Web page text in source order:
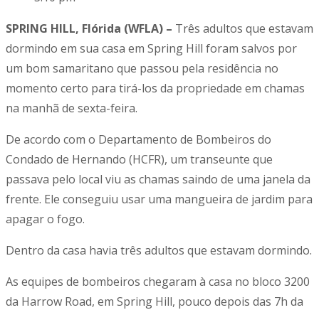
SPRING HILL, Flórida (WFLA) – Três adultos que estavam
dormindo em sua casa em Spring Hill foram salvos por
um bom samaritano que passou pela residência no
momento certo para tirá-los da propriedade em chamas
na manhã de sexta-feira.
De acordo com o Departamento de Bombeiros do
Condado de Hernando (HCFR), um transeunte que
passava pelo local viu as chamas saindo de uma janela da
frente. Ele conseguiu usar uma mangueira de jardim para
apagar o fogo.
Dentro da casa havia três adultos que estavam dormindo.
As equipes de bombeiros chegaram à casa no bloco 3200
da Harrow Road, em Spring Hill, pouco depois das 7h da